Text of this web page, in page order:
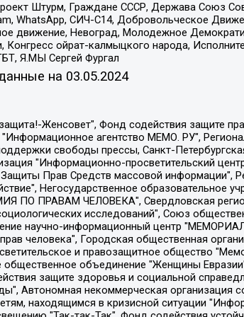
Штурм, Граждане СССР, Держава Союз
WhatsApp, СИЧ-С14, Добровольческое
движение, Невоград, Молодежное
ойрат-калмыцкого народа,
Я.МЫ Сергей Фургал
на 03.05.2024
"The Insider SIA", зарегистрированное в Риге, Латвийская Республика (дата регистрации 26.06.2015), являющееся администратором доменного имени интернет-издания "The Insider SIA", https://theins.ru, Постернак Алексей Евгеньевич, Рубин Михаил Аркадьевич, Анин Роман Александрович, Юридическое лицо Istories fonds, зарегистрированное в Латвийской Республике (регистрационный номер 50008295751, дата регистрации 24.02.2020), Великовский Дмитрий Александрович, Долинина Ирина Николаевна, Мароховская Алеся Алексеевна, Шлейнов Роман Юрьевич, Шмагун Олеся Валентиновна, Общество с ограниченной ответственностью "Альтаир 2021", Общество с ограниченной ответственностью "Вега 2021", Общество с ограниченной ответственностью "Главный редактор 2021", Общество с ограниченной ответственностью "Ромашки монолит", Важенков Артем Валерьевич, Ивановская областная общественная организация "Центр гендерных исследований", Гурман Юрий Альбертович, Медиапроект "ОВД-Инфо", Егоров Владимир Владимирович, Жилинский Владимир Александрович, Общество с ограниченной ответственностью "ЗП", Иванова София Юрьевна, Карезина Инна Павловна, Кильтау Екатерина Викторовна, Петров Алексей Викторович, Пискунов Сергей Евгеньевич, Смирнов Сергей Сергеевич, Тихонов Михаил Сергеевич, Общество с ограниченной ответственностью "ЖУРНАЛИСТ-ИНОСТРАННЫЙ АГЕНТ", Арапова Галина Юрьевна, Вольтская Татьяна Анатольевна, Американская компания "Mason G.E.S. Anonymous Foundation" (США), являющаяся владельцем интернет-издания https://mnews.world/, Компания "Stichting Bellingcat", зарегистрированная в Нидерландах (дата регистрации 11.07.2018), Захаров Андрей Вячеславович, Клепиковская Екатерина Дмитриевна, Общество с ограниченной ответственностью "МЕМО", Перл Роман Александрович, Симонов Евгений Алексеевич, Соловьева Елена Анатольевна, Сотников Даниил Владимирович, Сурначева Елизавета Дмитриевна, Автономная некоммерческая организация по защите прав человека и информированию населения "Якутия – Наше Мнение", Общество с ограниченной ответственностью "Москоу диджитал медиа", с 26.01.2023 Общество с ограниченной ответственностью "Чайка Белые сады", Ветошкина Валерия Валерьевна, Заговора Максим Александрович, Межрегиональное общественное движение "Российская ЛГБТ - сеть", Оленичев Максим Владимирович, Павлов Иван Юрьевич, Скворцова Елена Сергеевна, Общество с ограниченной ответственностью "Как бы инагент", Кочетков Игорь Викторович, Общество с ограниченной ответственностью "Честные выборы", Еланчик Олег Александрович, Общество с ограниченной ответственностью "Нобелевский призыв", Гималова Регина Эмилевна, Григорьев Андрей Валерьевич, Григорьева Алина Александровна, Ассоциация по содействию защите прав призывников, альтернативнослужащих и военнослужащих "Правозащитная группа